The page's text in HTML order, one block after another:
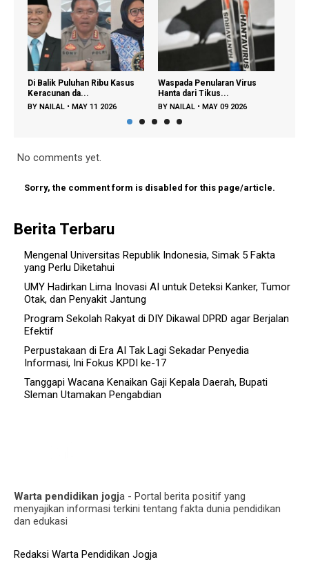
Kasus
Waspada Penularan Virus
Hanta dari Tikus...
BY NAILAL •MAY 09 2026
Regenerasi Petani Muda
Dipercepat, Menta...
BY FAJAR A •DEC 22 2025
No comments yet.
Sorry, the comment form is disabled for this page/article.
Berita Terbaru
Mengenal Universitas Republik Indonesia, Simak 5 Fakta
yang Perlu Diketahui
UMY Hadirkan Lima Inovasi AI untuk Deteksi Kanker, Tumor
Otak, dan Penyakit Jantung
Program Sekolah Rakyat di DIY Dikawal DPRD agar Berjalan
Efektif
Perpustakaan di Era AI Tak Lagi Sekadar Penyedia
Informasi, Ini Fokus KPDI ke-17
Tanggapi Wacana Kenaikan Gaji Kepala Daerah, Bupati
Sleman Utamakan Pengabdian
Warta pendidikan jogja - Portal berita positif yang
menyajikan informasi terkini tentang fakta dunia pendidikan
dan edukasi
Redaksi Warta Pendidikan Jogja